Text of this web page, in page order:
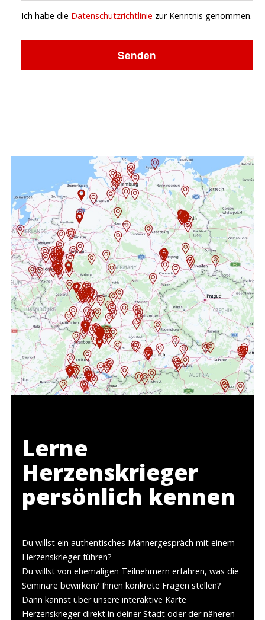
Ich habe die Datenschutzrichtlinie zur Kenntnis genommen.
Lerne
Herzenskrieger
persönlich kennen
Du willst ein authentisches Männergespräch mit einem
Herzenskrieger führen?
Du willst von ehemaligen Teilnehmern erfahren, was die
Seminare bewirken? Ihnen konkrete Fragen stellen?
Dann kannst über unsere interaktive Karte
Herzenskrieger direkt in deiner Stadt oder der näheren